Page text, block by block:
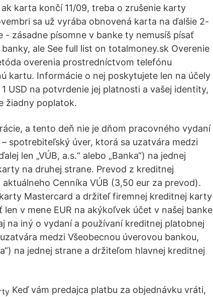
karta končí 11/09, treba o zrušenie karty
sa už vyrába obnovená karta na ďalšie 2-
zásadne písomne v banke ty nemusíš písať
ale See full list on totalmoney.sk Overenie
overenia prostredníctvom telefónu
kartu. Informácie o nej poskytujete len na účely
USD na potvrdenie jej platnosti a vašej identity,
žiadny poplatok.
a tento deň nie je dňom pracovného vydaní
spotrebiteľský úver, ktorá sa uzatvára medzi
len „VÚB, a.s.“ alebo „Banka“) na jednej
na druhej strane. Prevod z kreditnej
Cenníka VÚB (3,50 eur za prevod).
Mastercard a držiteľ firemnej kreditnej karty
v mene EUR na akýkoľvek účet v našej banke
na iný o vydaní a používaní kreditnej platobnej
medzi Všeobecnou úverovou bankou,
na jednej strane a držiteľom hlavnej kreditnej
Keď vám predajca platbu za objednávku vráti,